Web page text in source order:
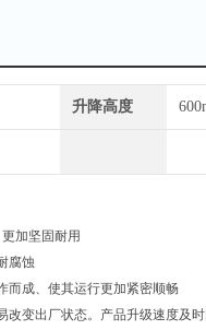
升降高度
加坚固耐用
腐蚀
而成、使其运行更加紧密顺畅
变出厂状态。产品升级速度及